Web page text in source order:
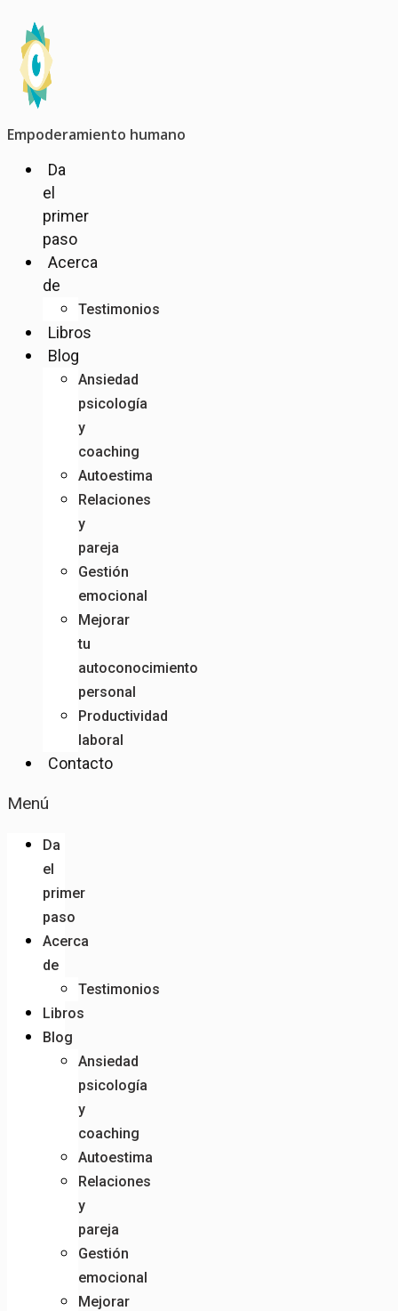
contenido
Empoderamiento humano
Da
el
primer
paso
Acerca
de
Testimonios
Libros
Blog
Ansiedad
psicología
y
coaching
Autoestima
Relaciones
y
pareja
Gestión
emocional
Mejorar
tu
autoconocimiento
personal
Productividad
laboral
Contacto
Menú
Da
el
primer
paso
Acerca
de
Testimonios
Libros
Blog
Ansiedad
psicología
y
coaching
Autoestima
Relaciones
y
pareja
Gestión
emocional
Mejorar